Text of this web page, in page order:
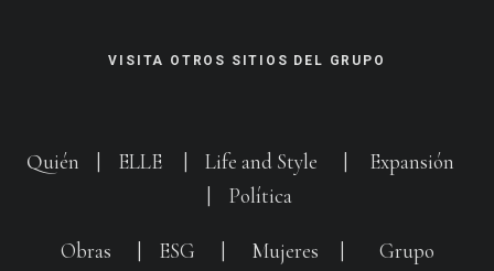
VISITA OTROS SITIOS DEL GRUPO
Quién ELLE Life and Style
Expansión
Política
Obras ESG Mujeres
Grupo